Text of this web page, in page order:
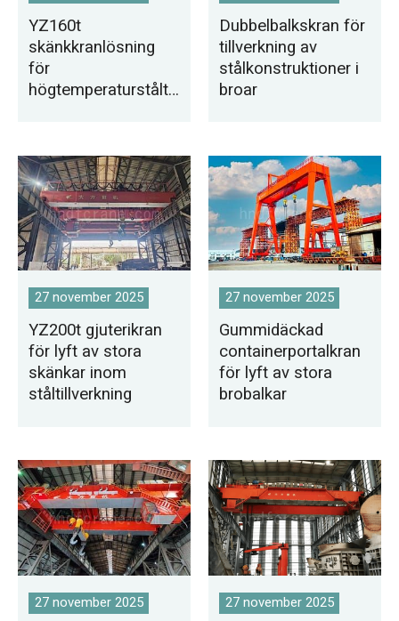
YZ160t
skänkkranlösning
för
högtemperaturståltill
Dubbelbalkskran för
tillverkning av
stålkonstruktioner i
broar
27 november 2025
YZ200t gjuterikran
för lyft av stora
skänkar inom
ståltillverkning
27 november 2025
Gummidäckad
containerportalkran
för lyft av stora
brobalkar
27 november 2025 27 november 2025